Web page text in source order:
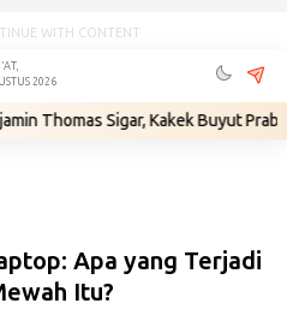
WITH CONTENT
2026
Sigar, Kakek Buyut Prabowo dari
Apa yang Terjadi
Itu?